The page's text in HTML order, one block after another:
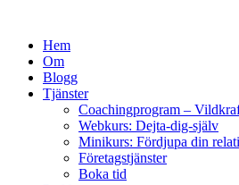
Hem
Om
Blogg
Tjänster
Coachingprogram –
Webkurs: Dejta-dig-själv
Minikurs: Fördjupa din
Företagstjänster
Boka tid